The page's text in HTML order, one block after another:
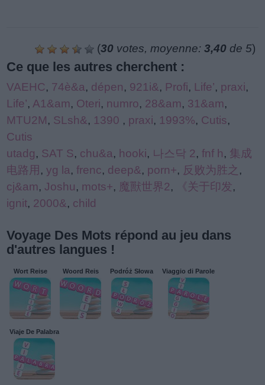
(30 votes, moyenne: 3,40 de 5)
Ce que les autres cherchent :
VAEHC, 74è&a, dépen, 921i&, Profi, Life’, praxi,
Life’, A1&am, Oteri, numro, 28&am, 31&am,
MTU2M, SLsh&, 1390 , praxi, 1993%, Cutis,
Cutis
utadg, SAT S, chu&a, hooki, 나스닥 2, fnf h, 集成
电路用 , yg la, frenc, deep&, porn+, 反败为胜之 ,
cj&am, Joshu, mots+, 魔獸世界2, 《关于印发,
ignit, 2000&, child
Voyage Des Mots répond au jeu dans
d'autres langues !
Wort Reise Woord Reis Podróż Słowa Viaggio di Parole
Viaje De Palabra